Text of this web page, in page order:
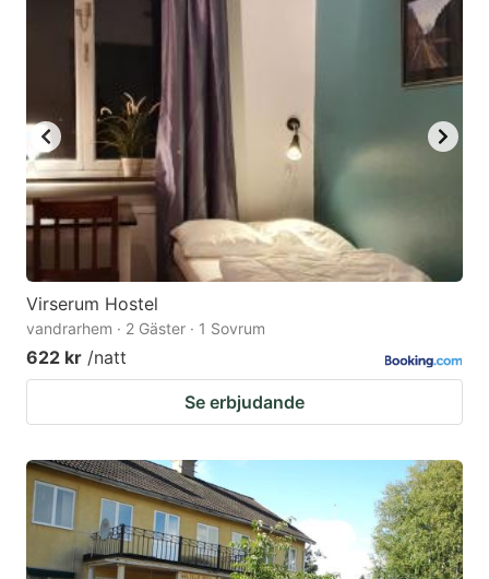
Virserum Hostel
vandrarhem · 2 Gäster · 1 Sovrum
622 kr /natt
Se erbjudande